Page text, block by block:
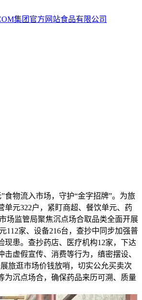
物流入市场，守护“金字招牌”。为旅
元322户，紧盯商超、餐饮单元、药
场监管局聚焦沉点场合取品类全面开展
112家、设备216台，查抄中同步加强普
患。查抄药店、医疗机构12家，下达
虚假宣传、消费等行为，缜密摆设、
旅逛市场价钱放哨，切实公允买卖次
为沉点场合，确保药品来历可溯、质量